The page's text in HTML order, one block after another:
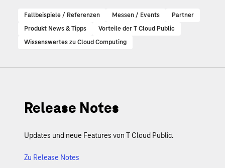
Fallbeispiele / Referenzen Messen / Events
Partner
Produkt News & Tipps
Vorteile der T Cloud Public
Wissenswertes zu Cloud Computing
Release Notes
Updates und neue Features von T Cloud Public.
Zu Release Notes